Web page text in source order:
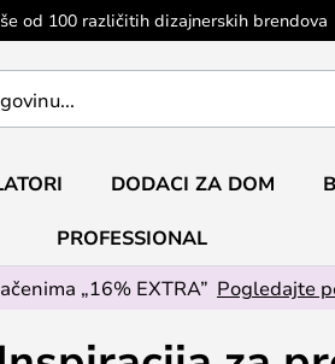
od 100 različitih dizajnerskih brendova
DODACI ZA DOM
PROFESSIONAL
„16% EXTRA” Pogledajte